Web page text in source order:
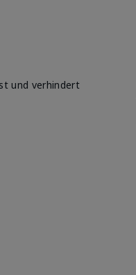
und verhindert